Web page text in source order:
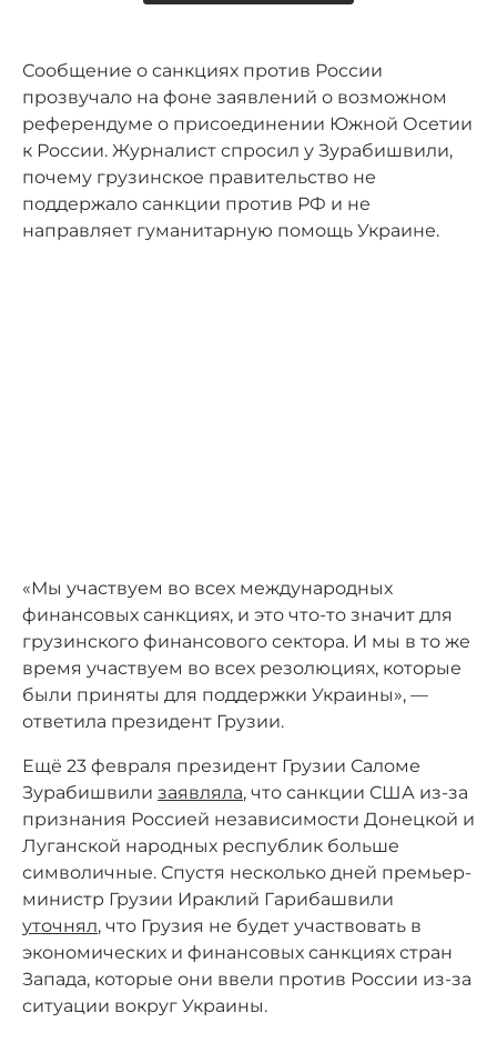
Сообщение о санкциях против России
прозвучало на фоне заявлений о возможном
референдуме о присоединении Южной Осетии
к России. Журналист спросил у Зурабишвили,
почему грузинское правительство не
поддержало санкции против РФ и не
направляет гуманитарную помощь Украине.
«Мы участвуем во всех международных
финансовых санкциях, и это что-то значит для
грузинского финансового сектора. И мы в то же
время участвуем во всех резолюциях, которые
были приняты для поддержки Украины», —
ответила президент Грузии.
Ещё 23 февраля президент Грузии Саломе
Зурабишвили заявляла, что санкции США из-за
признания Россией независимости Донецкой и
Луганской народных республик больше
символичные. Спустя несколько дней премьер-
министр Грузии Ираклий Гарибашвили
уточнял, что Грузия не будет участвовать в
экономических и финансовых санкциях стран
Запада, которые они ввели против России из-за
ситуации вокруг Украины.